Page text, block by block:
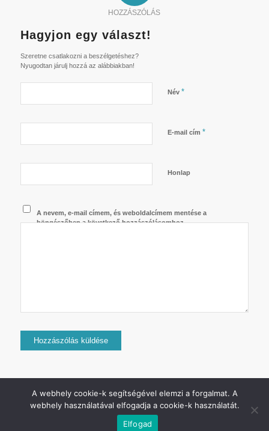
HOZZÁSZÓLÁS
Hagyjon egy választ!
Szeretne csatlakozni a beszélgetéshez?
Nyugodtan járulj hozzá az alábbiakban!
Név *
E-mail cím *
Honlap
A nevem, e-mail címem, és weboldalcímem mentése a
böngészőben a következő hozzászólásomhoz.
2024 © Copyright - Jurij Uszanov - Minden jog fenntartva.
A webhely cookie-k segítségével elemzi a forgalmat. A
webhely használatával elfogadja a cookie-k használatát.
Elfogad